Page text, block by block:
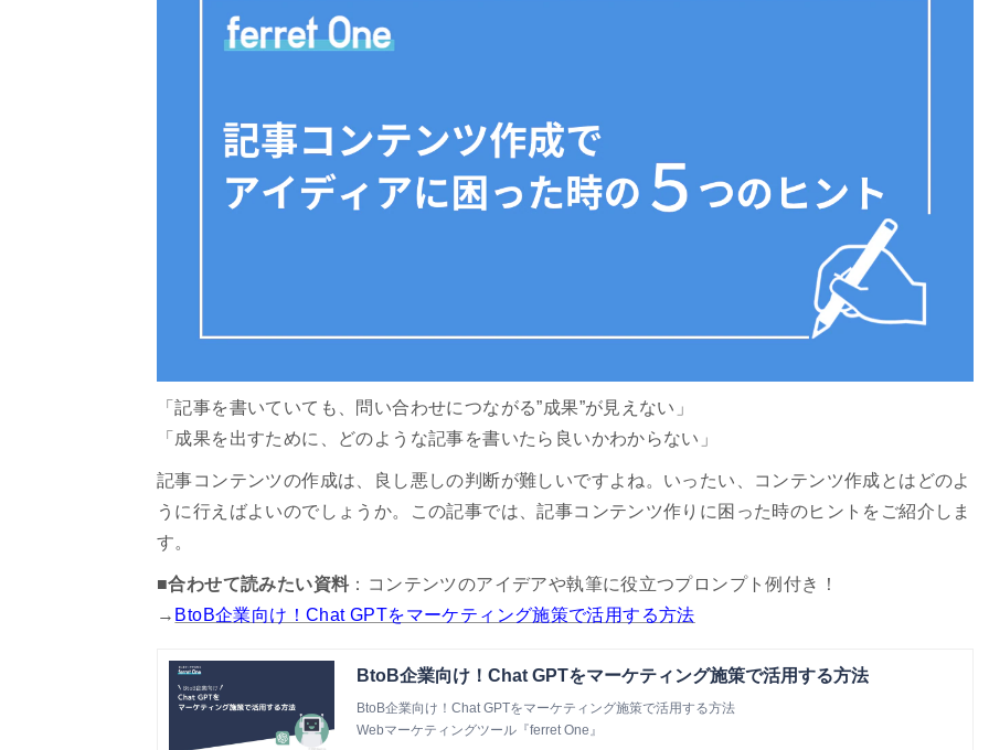
「記事を書いていても、問い合わせにつながる”成果”が見えない」
「成果を出すために、どのような記事を書いたら良いかわからない」
記事コンテンツの作成は、良し悪しの判断が難しいですよね。いったい、コンテンツ作成とはどのよ
うに行えばよいのでしょうか。この記事では、記事コンテンツ作りに困った時のヒントをご紹介しま
す。
■合わせて読みたい資料：コンテンツのアイデアや執筆に役立つプロンプト例付き！
→ BtoB企業向け！Chat GPTをマーケティング施策で活用する方法
BtoB企業向け！Chat GPTをマーケティング施策で活用する方法
BtoB企業向け！Chat GPTをマーケティング施策で活用する方法
Webマーケティングツール『ferret One』